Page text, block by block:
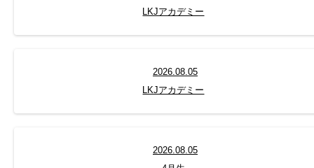
LKJアカデミー
2026.08.05
LKJアカデミー
2026.08.05